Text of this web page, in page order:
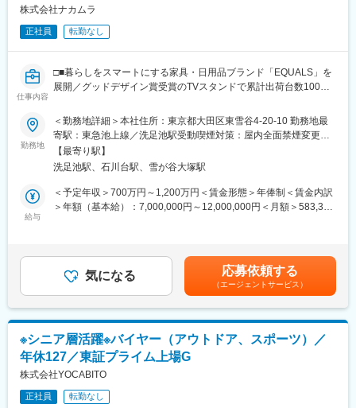
・その他総務務業務及び社内調整全般
※能力やご経験に応じて幅広く業務をご対応いただきます。
■配属部署について：
【総務部】
部長（40代前半・男性）ーリーダー（30代男性）ーサブリーダー
（20代女性）ースタッフ（40代女性※時短）
■働く環境について：
全社20時完全退館のため、過度な残業はありません。基本定時退
社を心がけています。
◎カメラをはじめ、時計、筆記具等といった商品をECサイトと実
店舗で扱う企業です。インターネットを利用して「価値ある新品
でいます。それは、人が所有する事で大きな価値を持ち、「次の
持ち手が、更なる価値を見出せるモノ」を取り扱っていると信じ
ているからです。
変更の範囲：会社の定める業務
株式会社ナカムラ
正社員 転勤なし
仕事内容
□■暮らしをスマートにする家具・日用品ブランド「EQUALS」を
展開／グッドデザイン賞受賞のTVスタンドで累計出荷台数100万
当社はインテリア・生活用品ブランド「EQUALS」を展開し、EC
を軸に国内外で事業を拡大しています。海外子会社の設立などグ
ローバル展開も進む成長フェーズにあり、経営に近い立場で財
務・管理体制の強化を担う方を募集します。
■募集背景
す。
＜主な業務＞
・資金調達および金融機関との折衝（副社長から順次引き継ぎ）
・管理会計・予算管理の整備／高度化
・月次・決算のチェックおよび業務改善
・海外拠点を含む財務・経理体制の構築
勤務地
＜勤務地詳細＞本社住所：東京都大田区東雪谷4-20-10 勤務地最
寄駅：東急池上線／洗足池駅受動喫煙対策：屋内全面禁煙変更の
範囲：無
【最寄り駅】
洗足池駅、石川台駅、雪が谷大塚駅
給与
＜予定年収＞700万円～1,200万円＜賃金形態＞年俸制＜賃金内訳
＞年額（基本給）：7,000,000円～12,000,000円＜月額＞583,333
気になる 応募依頼する
（エージェントサービス）
※シニア層活躍※バイヤー（アウトドア、スポーツ）／
年休127／東証プライム上場G
株式会社YOCABITO
正社員 転勤なし